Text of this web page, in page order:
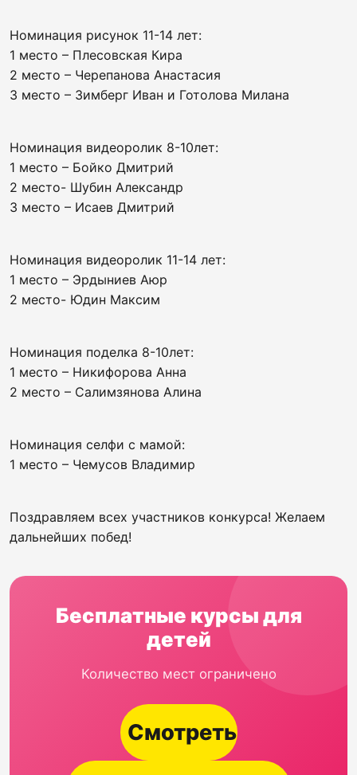
Номинация рисунок 11-14 лет:
1 место – Плесовская Кира
2 место – Черепанова Анастасия
3 место – Зимберг Иван и Готолова Милана
Номинация видеоролик 8-10лет:
1 место – Бойко Дмитрий
2 место- Шубин Александр
3 место – Исаев Дмитрий
Номинация видеоролик 11-14 лет:
1 место – Эрдыниев Аюр
2 место- Юдин Максим
Номинация поделка 8-10лет:
1 место – Никифорова Анна
2 место – Салимзянова Алина
Номинация селфи с мамой:
1 место – Чемусов Владимир
Поздравляем всех участников конкурса! Желаем
дальнейших побед!
Бесплатные курсы для
детей
Количество мест ограничено
Смотреть